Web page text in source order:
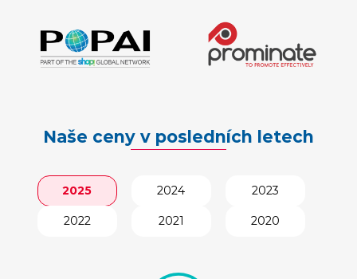
Naše ceny v posledních letech
2025 2024 2023
2022 2021 2020